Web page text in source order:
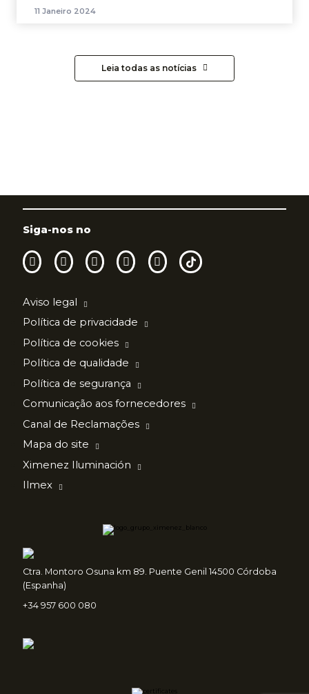
11 Janeiro 2024
Leia todas as notícias
Aviso legal
Política de privacidade
Política de cookies
Política de qualidade
Política de segurança
Comunicação aos fornecedores
Canal de Reclamações
Mapa do site
Ximenez Iluminación
Ilmex
Siga-nos no
Ctra. Montoro Osuna km 89. Puente Genil 14500 Córdoba
(Espanha)
+34 957 600 080